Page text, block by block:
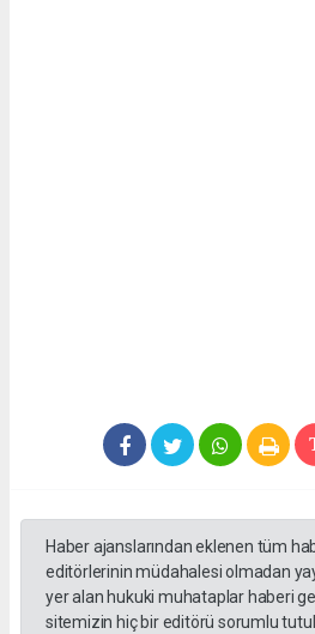
Haber ajanslarından eklenen tüm
editörlerinin müdahalesi olmadan
yer alan hukuki muhataplar haberi
sitemizin hiç bir editörü sorumlu